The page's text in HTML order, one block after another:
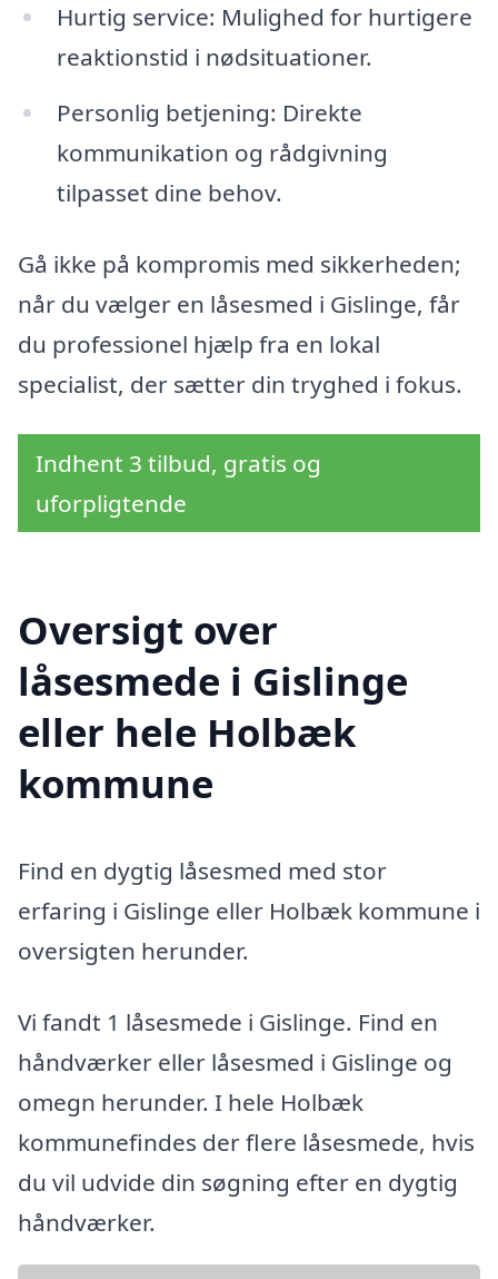
Hurtig service: Mulighed for hurtigere
reaktionstid i nødsituationer.
Personlig betjening: Direkte
kommunikation og rådgivning
tilpasset dine behov.
Gå ikke på kompromis med sikkerheden;
når du vælger en låsesmed i Gislinge, får
du professionel hjælp fra en lokal
specialist, der sætter din tryghed i fokus.
Indhent 3 tilbud, gratis og
uforpligtende
Oversigt over
låsesmede i Gislinge
eller hele Holbæk
kommune
Find en dygtig låsesmed med stor
erfaring i Gislinge eller Holbæk kommune i
oversigten herunder.
Vi fandt 1 låsesmede i Gislinge. Find en
håndværker eller låsesmed i Gislinge og
omegn herunder. I hele Holbæk
kommunefindes der flere låsesmede, hvis
du vil udvide din søgning efter en dygtig
håndværker.